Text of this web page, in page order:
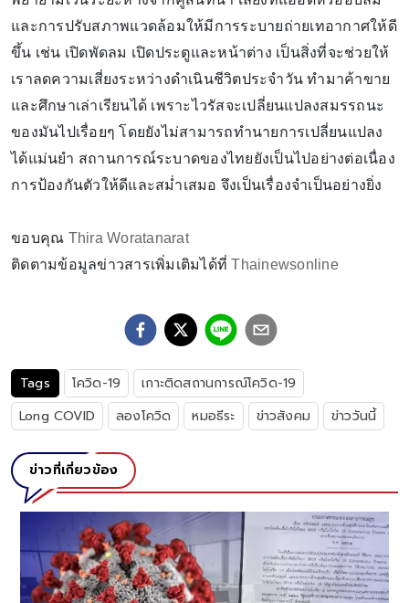
และการปรับสภาพแวดล้อมให้มีการระบายถ่ายเทอากาศให้ดี
ขึ้น เช่น เปิดพัดลม เปิดประตูและหน้าต่าง เป็นสิ่งที่จะช่วยให้
เราลดความเสี่ยงระหว่างดำเนินชีวิตประจำวัน ทำมาค้าขาย
และศึกษาเล่าเรียนได้ เพราะไวรัสจะเปลี่ยนแปลงสมรรถนะ
ของมันไปเรื่อยๆ โดยยังไม่สามารถทำนายการเปลี่ยนแปลง
ได้แม่นยำ สถานการณ์ระบาดของไทยยังเป็นไปอย่างต่อเนื่อง
การป้องกันตัวให้ดีและสม่ำเสมอ จึงเป็นเรื่องจำเป็นอย่างยิ่ง
ขอบคุณ Thira Woratanarat
ติดตามข้อมูลข่าวสารเพิ่มเติมได้ที่Thainewsonline
Tags โควิด-19
เกาะติดสถานการณ์โควิด-19
Long COVID
ลองโควิด หมอธีระ ข่าวสังคม ข่าววันนี้
ข่าวที่เกี่ยวข้อง